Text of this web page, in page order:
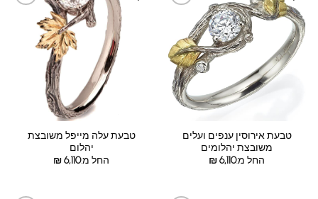
טבעת אירוסין ענפים ועלים
משובצת יהלומים
החל מ:
₪6,110
טבעת עלה מייפל משובצת
יהלום
החל מ:
₪6,110